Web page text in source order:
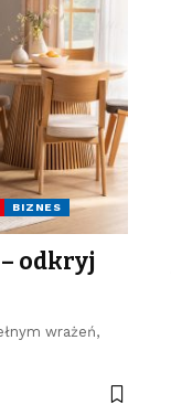
BIZNES
odkryj
wrażeń,